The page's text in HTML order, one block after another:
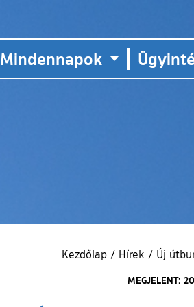
Mindennapok
Kezdőlap / Hírek / Új
MEGJELENT: